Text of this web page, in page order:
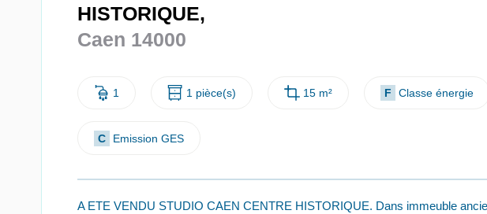
HISTORIQUE,
Caen 14000
1 1 pièce(s) 15 m² F Classe énergie
C Emission GES
A ETE VENDU STUDIO CAEN CENTRE HISTORIQUE. Dans immeuble